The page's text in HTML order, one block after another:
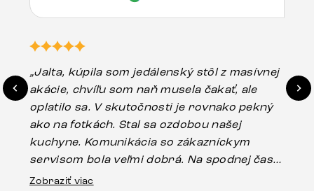
„Jalta, kúpila som jedálenský stôl z masívnej
akácie, chvíľu som naň musela čakať, ale
oplatilo sa. V skutočnosti je rovnako pekný
ako na fotkách. Stal sa ozdobou našej
kuchyne. Komunikácia so zákazníckym
servisom bola veľmi dobrá. Na spodnej časti
stola bolo malé poškodenie, pravdepodobne
Zobraziť viac